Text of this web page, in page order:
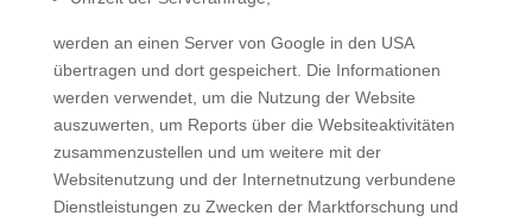
werden an einen Server von Google in den USA
übertragen und dort gespeichert. Die Informationen
werden verwendet, um die Nutzung der Website
auszuwerten, um Reports über die Websiteaktivitäten
zusammenzustellen und um weitere mit der
Websitenutzung und der Internetnutzung verbundene
Dienstleistungen zu Zwecken der Marktforschung und